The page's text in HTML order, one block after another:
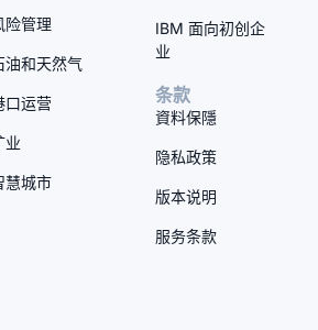
险管理
油和天然气
口运营
业
慧城市
IBM 面向初创企
业
条款
資料保隱
隐私政策
版本说明
服务条款